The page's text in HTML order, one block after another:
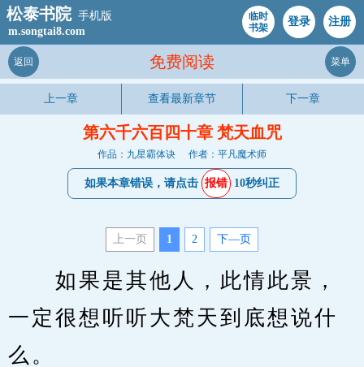
松泰书院 手机版
m.songtai8.com
临时
书架
登录 注册
免费阅读
返回 菜单
上一章 查看最新章节 下一章
第六千六百四十章 梵天血咒
作品：九星霸体诀 作者：平凡魔术师
如果本章错误，请点击 报错 10秒纠正
上一页 1 2 下—页
如果是其他人，此情此景，
一定很想听听大梵天到底想说什
么。